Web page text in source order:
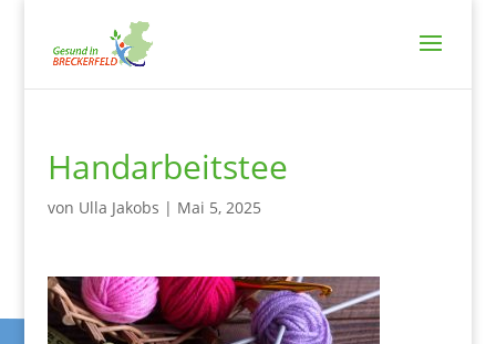
Handarbeitstee
von Ulla Jakobs | Mai 5, 2025